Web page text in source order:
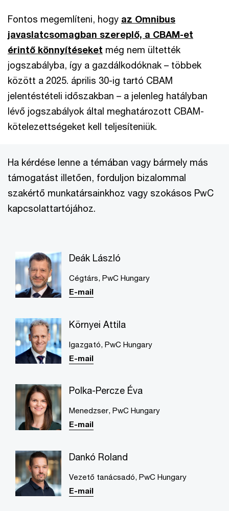
Fontos megemlíteni, hogy az Omnibus
javaslatcsomagban szereplő, a CBAM-et
érintő könnyítéseket még nem ültették
jogszabályba, így a gazdálkodóknak – többek
között a 2025. április 30-ig tartó CBAM
jelentéstételi időszakban – a jelenleg hatályban
lévő jogszabályok által meghatározott CBAM-
kötelezettségeket kell teljesíteniük.
Ha kérdése lenne a témában vagy bármely más
támogatást illetően, forduljon bizalommal
szakértő munkatársainkhoz vagy szokásos PwC
kapcsolattartójához.
Deák László
Cégtárs, PwC Hungary
E-mail
Környei Attila
Igazgató, PwC Hungary
E-mail
Polka-Percze Éva
Menedzser, PwC Hungary
E-mail
Dankó Roland
Vezető tanácsadó, PwC Hungary
E-mail